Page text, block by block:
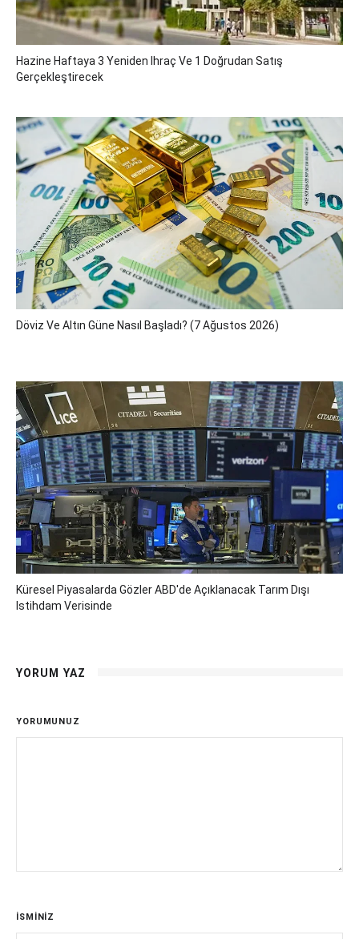
Hazine Haftaya 3 Yeniden Ihraç Ve 1 Doğrudan Satış
Gerçekleştirecek
Döviz Ve Altın Güne Nasıl Başladı? (7 Ağustos 2026)
Küresel Piyasalarda Gözler ABD'de Açıklanacak Tarım Dışı
Istihdam Verisinde
YORUM YAZ
YORUMUNUZ
İSMİNİZ